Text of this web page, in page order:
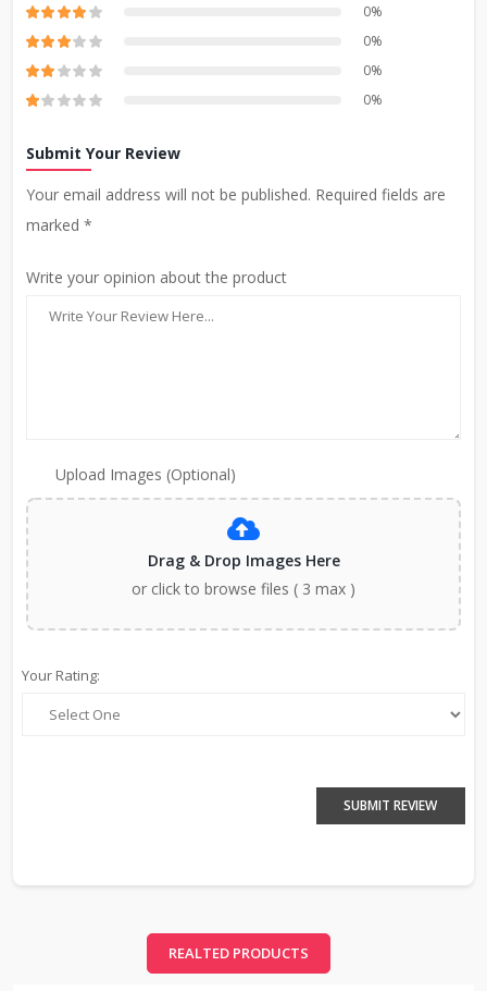
0%
0%
0%
0%
Submit Your Review
Your email address will not be published. Required fields are
marked *
Write your opinion about the product
Upload Images (Optional)
Drag & Drop Images Here
or click to browse files ( 3 max )
Your Rating:
SUBMIT REVIEW
REALTED PRODUCTS